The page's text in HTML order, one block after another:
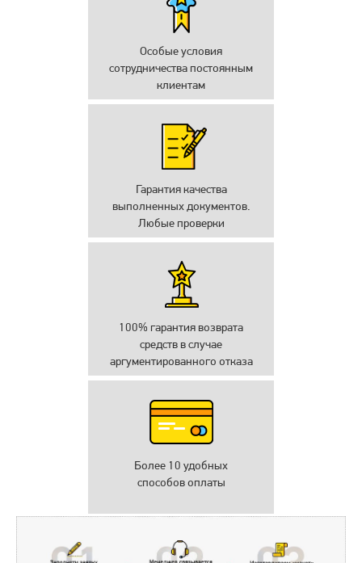
Особые условия
сотрудничества постоянным
клиентам
Гарантия качества
выполненных документов.
Любые проверки
100% гарантия возврата
средств в случае
аргументированного отказа
Более 10 удобных
способов оплаты